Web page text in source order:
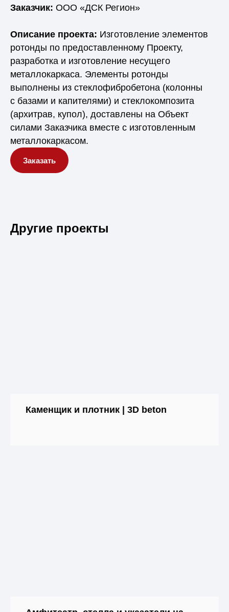
Заказчик: ООО «ДСК Регион»
Описание проекта: Изготовление элементов
ротонды по предоставленному Проекту,
разработка и изготовление несущего
металлокаркаса. Элементы ротонды
выполнены из стеклофибробетона (колонны
с базами и капителями) и стеклокомпозита
(архитрав, купол), доставлены на Объект
силами Заказчика вместе с изготовленным
металлокаркасом.
Заказать
Другие проекты
Каменщик и плотник | 3D beton